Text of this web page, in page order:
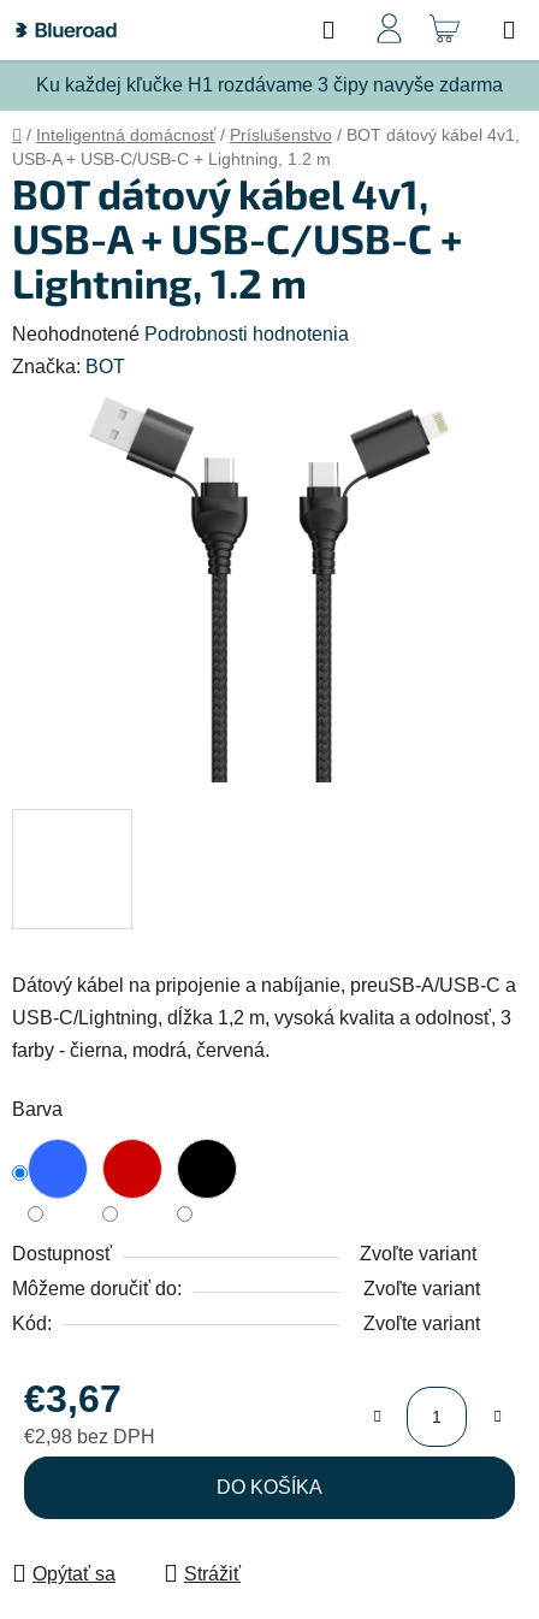
na
obsah
Ku každej kľučke H1 rozdávame 3 čipy navyše zdarma
Hľadať
Domov
/ Inteligentná domácnosť / Príslušenstvo / BOT dátový kábel 4v1,
USB-A + USB-C/USB-C + Lightning, 1.2 m
Dátový kábel na pripojenie a nabíjanie, preuSB-A/USB-C a
USB-C/Lightning, dĺžka 1,2 m, vysoká kvalita a odolnosť, 3
farby - čierna, modrá, červená.
Barva
Dostupnosť
Zvoľte variant
Môžeme doručiť do:
Zvoľte variant
Kód:
Zvoľte variant
€3,67
€2,98 bez DPH
Jednotková cena:
DO KOŠÍKA
Opýtať sa Strážiť
BOT dátový kábel 4v1,
USB-A + USB-C/USB-C +
Lightning, 1.2 m
Priemerné
hodnotenie
Neohodnotené Podrobnosti hodnotenia
Značka: BOT